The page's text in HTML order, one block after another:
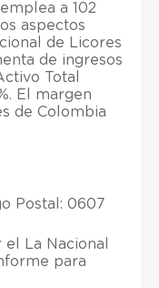
a 102
aspectos
de Licores
de ingresos
Total
El margen
de Colombia
Postal: 0607
La Nacional
para